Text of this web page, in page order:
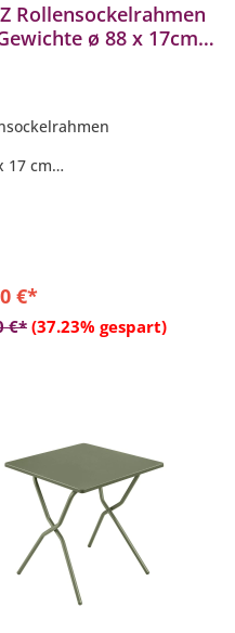
Rollensockelrahmen
ø 88 x 17cm
17 cm
€*
€* (37.23% gespart)
In den Warenkorb